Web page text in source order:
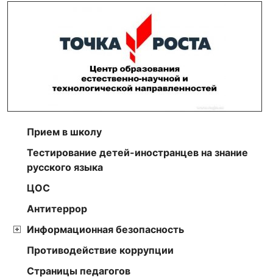
Прием в школу
Тестирование детей-иностранцев на знание
русского языка
ЦОС
Антитеррор
Информационная безопасность
Противодействие коррупции
Страницы педагогов